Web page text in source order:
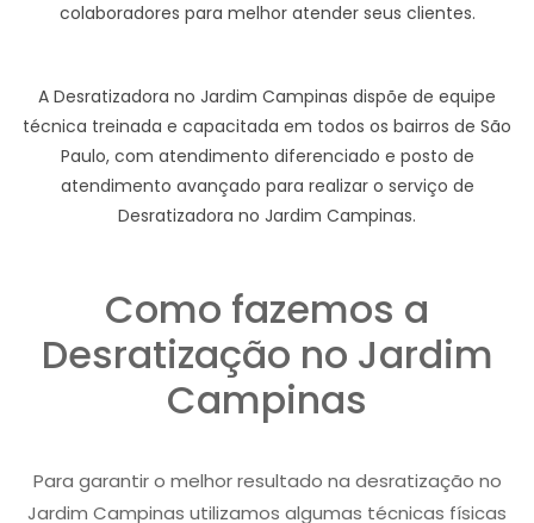
colaboradores para melhor atender seus clientes.
A Desratizadora no Jardim Campinas dispõe de equipe
técnica treinada e capacitada em todos os bairros de São
Paulo, com atendimento diferenciado e posto de
atendimento avançado para realizar o serviço de
Desratizadora no Jardim Campinas.
Como fazemos a
Desratização no Jardim
Campinas
Para garantir o melhor resultado na desratização no
Jardim Campinas utilizamos algumas técnicas físicas